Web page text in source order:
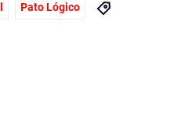
Pato Lógico